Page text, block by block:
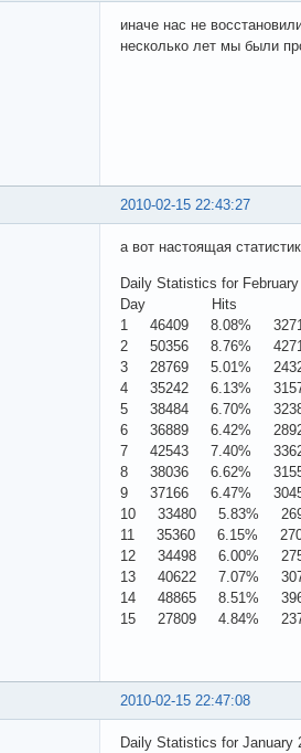
иначе нас не
несколько лет мы были
2010-02-15 22:43:27
а вот настоящая
Daily Statistics for
Day
1 46409 8.08%
2 50356 8.76%
3 28769 5.01%
4 35242 6.13%
5 38484 6.70%
6 36889 6.42%
7 42543 7.40%
8 38036 6.62%
9 37166 6.47%
10 33480 5.83%
11 35360 6.15%
12 34498 6.00%
13 40622 7.07%
14 48865 8.51%
15 27809 4.84%
2010-02-15 22:47:08
Daily Statistics for January